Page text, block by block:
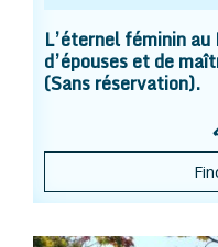
L’éternel féminin
d’épouses et de
(Sans réservation).